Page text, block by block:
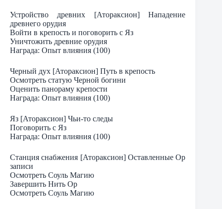
Устройство древних [Атораксион] Нападение
древнего орудия
Войти в крепость и поговорить с Яз
Уничтожить древние орудия
Награда: Опыт влияния (100)
Черный дух [Атораксион] Путь в крепость
Осмотреть статую Черной богини
Оценить панораму крепости
Награда: Опыт влияния (100)
Яз [Атораксион] Чьи-то следы
Поговорить с Яз
Награда: Опыт влияния (100)
Станция снабжения [Атораксион] Оставленные Ор
записи
Осмотреть Соуль Магию
Завершить Нить Ор
Осмотреть Соуль Магию